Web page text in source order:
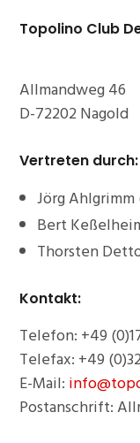
Topolino Club
Allmandweg 46
D-72202 Nagold
Vertreten durch:
Jörg
Bert
Thorsten
Kontakt:
Telefon: +49
Telefax: +49
E-Mail:
Postanschrift: